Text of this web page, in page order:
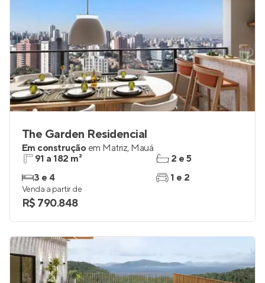
The Garden Residencial
Em construção em Matriz, Mauá
91 a 182 m²
3 e 4
2 e 5
1 e 2
Venda a partir de
R$ 790.848